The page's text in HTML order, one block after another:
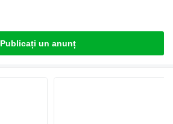
Publicați un anunț